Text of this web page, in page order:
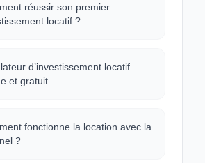
réussir son premier
locatif ?
d’investissement locatif
et gratuit
fonctionne la location avec la
?